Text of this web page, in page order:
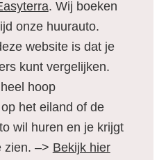
. Wij boeken
onze huurauto.
website is dat je
kunt vergelijken.
hoop
het eiland of de
wil huren en je krijgt
zien. –> Bekijk hier